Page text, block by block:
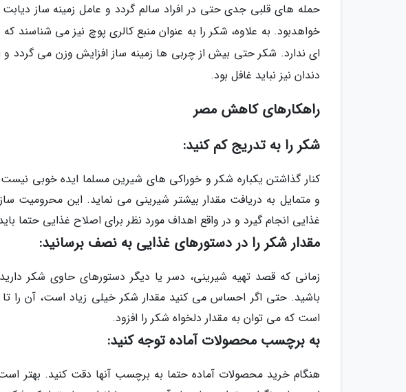
حمله های قلبی جدی حتی در افراد سالم گردد و عامل زمینه ساز
خواهدبود. به علاوه، شکر را به عنوان منبع کالری پوچ نیز می شناسند
ای ندارد. شکر حتی بیش از چربی ها زمینه ساز افزایش وزن می گردد
دندان نیز نباید غافل بود.
راهکارهای کاهش مصر
شکر را به تدریج کم کنید:
کنار گذاشتن یکباره شکر و خوراکی های شیرین مسلما ایده خوبی
و متمایل به دریافت مقدار بیشتر شیرینی می نماید. این محرومیت
غذایی انجام گیرد و در واقع اهداف مورد نظر برای اصلاح غذایی حتما
مقدار شکر را در دستورهای غذایی به نصف برسانید:
زمانی که قصد تهیه شیرینی، دسر یا دیگر دستورهای حاوی شکر
باشید. حتی اگر احساس می کنید مقدار شکر خیلی زیاد است، آن را
است که می توان به مقدار دلخواه شکر را افزود.
به برچسب محصولات آماده توجه کنید: